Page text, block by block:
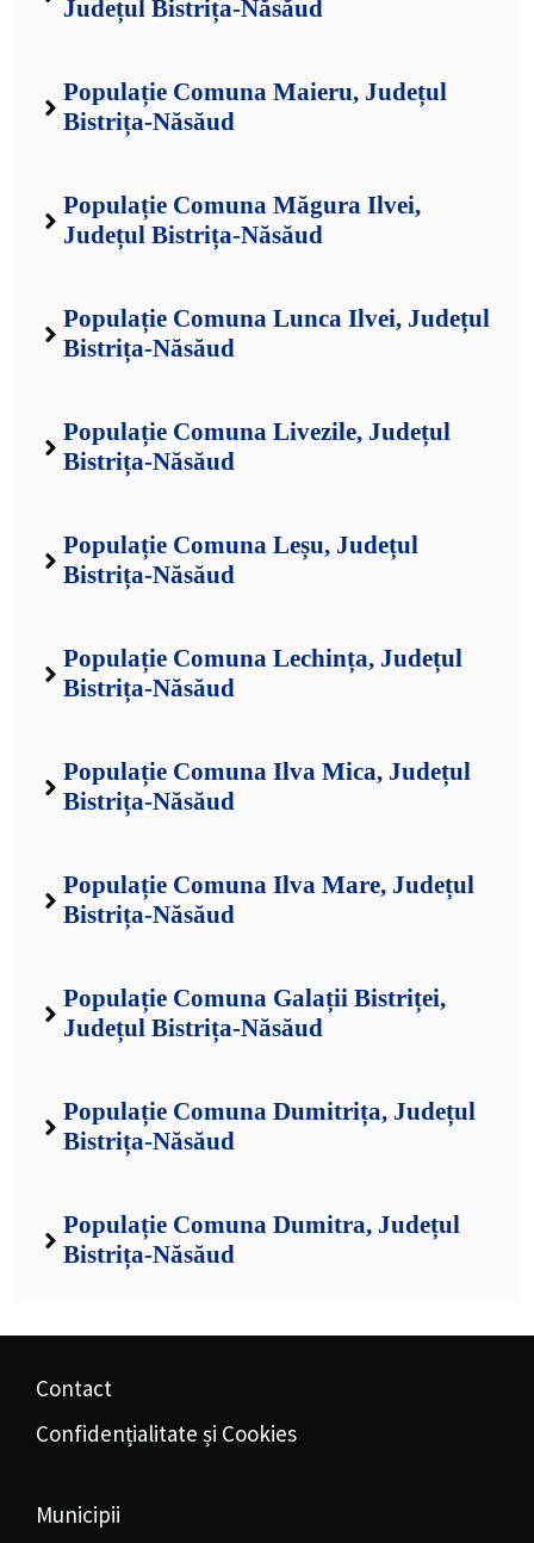
Județul Bistrița-Năsăud
Populație Comuna Maieru, Județul
Bistrița-Năsăud
Populație Comuna Măgura Ilvei,
Județul Bistrița-Năsăud
Populație Comuna Lunca Ilvei, Județul
Bistrița-Năsăud
Populație Comuna Livezile, Județul
Bistrița-Năsăud
Populație Comuna Leșu, Județul
Bistrița-Năsăud
Populație Comuna Lechința, Județul
Bistrița-Năsăud
Populație Comuna Ilva Mica, Județul
Bistrița-Năsăud
Populație Comuna Ilva Mare, Județul
Bistrița-Năsăud
Populație Comuna Galații Bistriței,
Județul Bistrița-Năsăud
Populație Comuna Dumitrița, Județul
Bistrița-Năsăud
Populație Comuna Dumitra, Județul
Bistrița-Năsăud
Contact
Confidențialitate și Cookies
Municipii